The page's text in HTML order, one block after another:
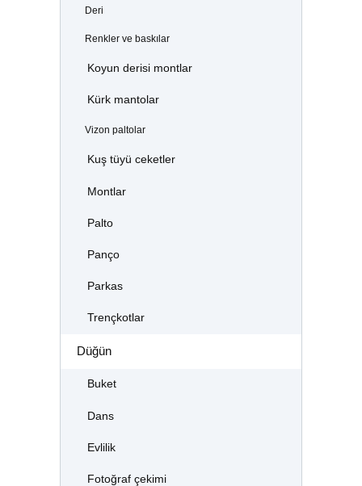
Deri
Renkler ve baskılar
Koyun derisi montlar
Kürk mantolar
Vizon paltolar
Kuş tüyü ceketler
Montlar
Palto
Panço
Parkas
Trençkotlar
Düğün
Buket
Dans
Evlilik
Fotoğraf çekimi